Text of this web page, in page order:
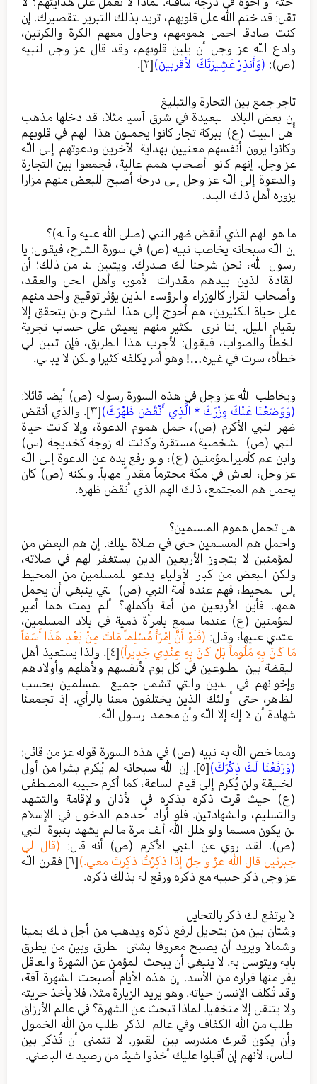
تقل: قد ختم الله على قلوبهم، تريد بذلك التبرير لتقصيرك. إن
كنت صادقا احمل همومهم، وحاول معهم الكرة والكرتين،
وادع الله عز وجل أن يلين قلوبهم، وقد قال عز وجل لنبيه
(ص): (وَأَنذِرْ عَشِيرَتَكَ الأقربين)[٢] .
تاجر جمع بين التجارة والتبليغ
إن بعض البلاد البعيدة في شرق آسيا مثلا، قد دخلها مذهب
أهل البيت (ع) ببركة تجار كانوا يحملون هذا الهم في قلوبهم
وكانوا يرون أنفسهم معنيين بهداية الآخرين ودعوتهم إلى الله
عز وجل. إنهم كانوا أصحاب همم عالية، فجمعوا بين التجارة
والدعوة إلى الله عز وجل إلى درجة أصبح للبعض منهم مزارا
يزوره أهل ذلك البلد.
ما هو الهم الذي أنقض ظهر النبي (صلى الله عليه وآله)؟
إن الله سبحانه يخاطب نبيه (ص) في سورة الشرح، فيقول: يا
رسول الله، نحن شرحنا لك صدرك. ويتبين لنا من ذلك؛ أن
القادة الذين بيدهم مقدرات الأمور، وأهل الحل والعقد،
وأصحاب القرار كالوزراء والرؤساء الذين يؤثر توقيع واحد منهم
على حياة الكثيرين، هم أحوج إلى هذا الشرح ولن يتحقق إلا
بقيام الليل. إننا نرى الكثير منهم يعيش على حساب تجربة
الخطأ والصواب، فيقول: لأجرب هذا الطريق، فإن تبين لي
خطأه، سرت في غيره…! وهو أمر يكلفه كثيرا ولكن لا يبالي.
ويخاطب الله عز وجل في هذه السورة رسوله (ص) أيضا قائلا:
(وَوَضَعْنَا عَنْكَ وِزْرَكَ * الَّذِي أَنْقَضَ ظَهْرَكَ)[٣]
. والذي أنقض
ظهر النبي الأكرم (ص)، حمل هموم الدعوة، وإلا كانت حياة
النبي (ص) الشخصية مستقرة وكانت له زوجة كخديجة (س)
وابن عم كأميرالمؤمنين (ع)، ولو رفع يده عن الدعوة إلى الله
عز وجل، لعاش في مكة محترماً مقدراً مهاباً. ولكنه (ص) كان
يحمل هم المجتمع، ذلك الهم الذي أنقض ظهره.
هل تحمل هموم المسلمين؟
واحمل هم المسلمين حتى في صلاة ليلك. إن هم البعض من
المؤمنين لا يتجاوز الأربعين الذين يستغفر لهم في صلاته،
ولكن البعض من كبار الأولياء يدعو للمسلمين من المحيط
إلى المحيط، فهم عنده أمة النبي (ص) التي ينبغي أن يحمل
همها. فأين الأربعين من أمة بأكملها؟ ألم يمت هما أمير
المؤمنين (ع) عندما سمع بامرأة ذمية في بلاد المسلمين،
اعتدي عليها، وقال: (فَلَوْ أَنَّ اِمْرَأً مُسْلِماً مَاتَ مِنْ بَعْدِ هَذَا أَسَفاً
مَا كَانَ بِهِ مَلُوماً بَلْ كَانَ بِهِ عِنْدِي جَدِيراً)[٤]
. ولذا يستعيذ أهل
اليقظة بين الطلوعين في كل يوم لأنفسهم ولأهلهم وأولادهم
وإخوانهم في الدين والتي تشمل جميع المسلمين بحسب
الظاهر، حتى أولئك الذين يختلفون معنا بالرأي. إذ تجمعنا
شهادة أن لا إله إلا الله وأن محمدا رسول الله.
ومما خص الله به نبيه (ص) في هذه السورة قوله عز من قائل:
(وَرَفَعْنَا لَكَ ذِكْرَكَ)[٥]
. إن الله سبحانه لم يُكرم بشرا من أول
الخليقة ولن يُكرم إلى قيام الساعة، كما أكرم حبيبه المصطفى
(ع) حيث قرت ذكره بذكره في الأذان والإقامة والتشهد
والتسليم، والشهادتين. فلو أراد أحدهم الدخول في الإسلام
لن يكون مسلما ولو هلل الله ألف مرة ما لم يشهد بنبوة النبي
(ص). لقد روي عن النبي الأكرم (ص) أنه قال: (قال لي
جبرئيل قال اللّٰه عزّ و جلّ إذا ذكِرْتُ ذكِرتَ معي.)[٦]
فقرن الله
عز وجل ذكر حبيبه مع ذكره ورفع له بذلك ذكره.
لا يرتفع لك ذكر بالتحايل
وشتان بين من يتحايل لرفع ذكره ويذهب من أجل ذلك يمينا
وشمالا ويريد أن يصبح معروفا بشتى الطرق وبين من يطرق
بابه ويتوسل به. لا ينبغي أن يبحث المؤمن عن الشهرة والعاقل
يفر منها فراره من الأسد. إن هذه الأيام أصبحت الشهرة آفة،
وقد تُكلف الإنسان حياته. وهو يريد الزيارة مثلا، فلا يأخذ حريته
ولا يتنقل إلا متخفيا. لماذا تبحث عن الشهرة؟ في عالم الأرزاق
اطلب من الله الكفاف وفي عالم الذكر اطلب من الله الخمول
وأن يكون قبرك مندرسا بين القبور. لا تتمنى أن تُذكر بين
الناس، لأنهم إن أقبلوا عليك أخذوا شيئا من رصيدك الباطني.